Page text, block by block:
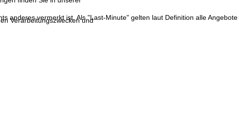
Verarbeitungszwecken und
anderes vermerkt ist. Als "Last-Minute" gelten laut Definition alle Angebote